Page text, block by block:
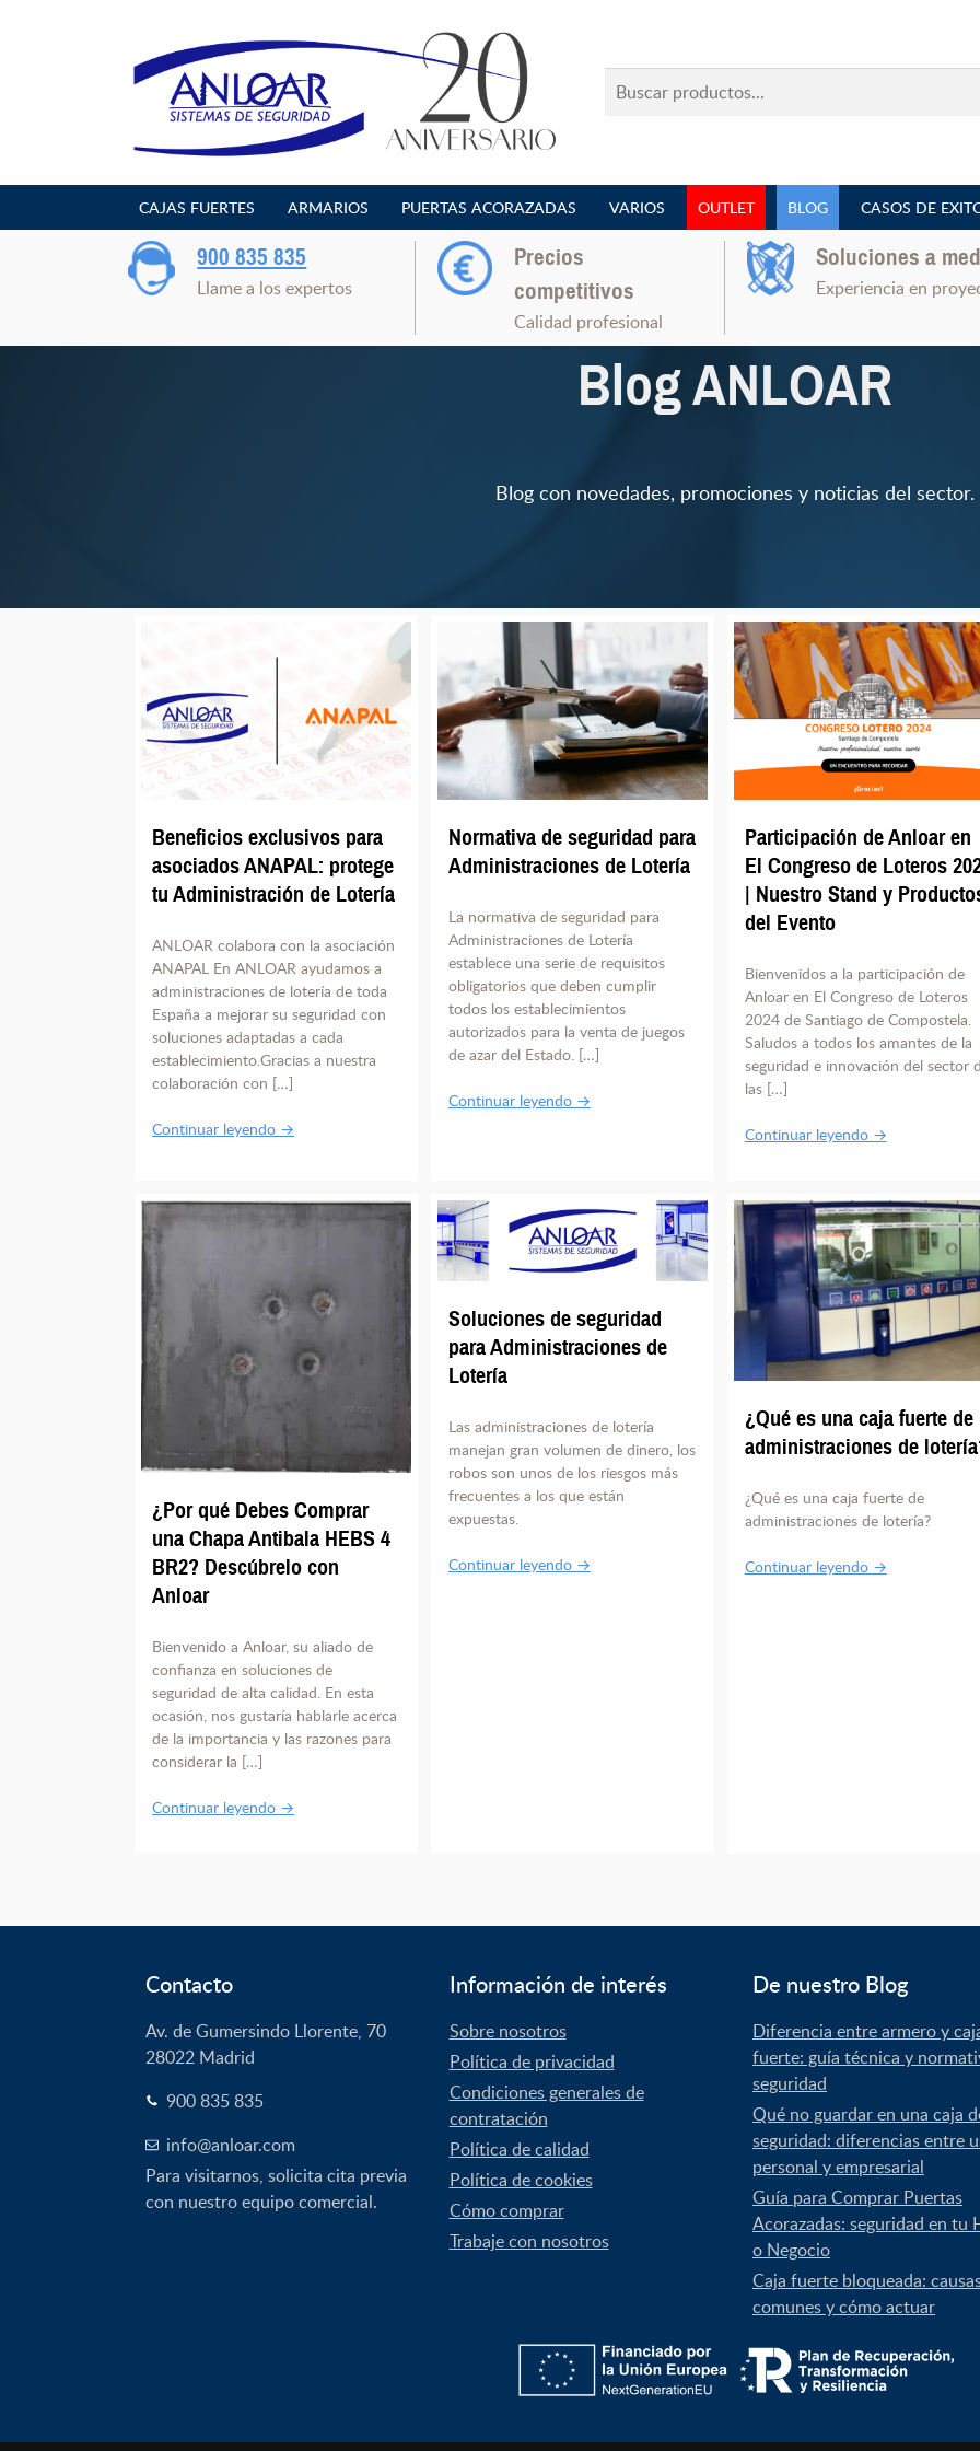
Buscar
productos...
CAJAS FUERTES ARMARIOS PUERTAS ACORAZADAS VARIOS OUTLET BLOG CASOS DE
900 835 835
Llame a los expertos
Precios
competitivos
Calidad profesional
Soluciones a
Experiencia en
Blog ANLOAR
Blog con novedades, promociones y noticias del sector.
Beneficios exclusivos para
asociados ANAPAL: protege
tu Administración de Lotería
ANLOAR colabora con la asociación
ANAPAL En ANLOAR ayudamos a
administraciones de lotería de toda
España a mejorar su seguridad con
soluciones adaptadas a cada
establecimiento.Gracias a nuestra
colaboración con […]
Continuar leyendo →
Normativa de seguridad para
Administraciones de Lotería
La normativa de seguridad para
Administraciones de Lotería
establece una serie de requisitos
obligatorios que deben cumplir
todos los establecimientos
autorizados para la venta de juegos
de azar del Estado. […]
Continuar leyendo →
Participación de Anloar en
El Congreso de Loteros
| Nuestro Stand y
del Evento
Bienvenidos a la participación de
Anloar en El Congreso de Loteros
2024 de Santiago de Compostela.
Saludos a todos los amantes de la
seguridad e innovación del sector
las […]
Continuar leyendo →
¿Por qué Debes Comprar
una Chapa Antibala HEBS 4
BR2? Descúbrelo con
Anloar
Bienvenido a Anloar, su aliado de
confianza en soluciones de
seguridad de alta calidad. En esta
ocasión, nos gustaría hablarle acerca
de la importancia y las razones para
considerar la […]
Continuar leyendo →
Soluciones de seguridad
para Administraciones de
Lotería
Las administraciones de lotería
manejan gran volumen de dinero, los
robos son unos de los riesgos más
frecuentes a los que están
expuestas.
Continuar leyendo →
¿Qué es una caja fuerte de
administraciones de
¿Qué es una caja fuerte de
administraciones de lotería?
Continuar leyendo →
Contacto
Av. de Gumersindo Llorente, 70
28022 Madrid
900 835 835
info@anloar.com
Para visitarnos, solicita cita previa
con nuestro equipo comercial.
Información de interés
Sobre nosotros
Política de privacidad
Condiciones generales de
contratación
Política de calidad
Política de cookies
Cómo comprar
Trabaje con nosotros
De nuestro Blog
Diferencia entre armero y
fuerte: guía técnica y
seguridad
Qué no guardar en una caja
seguridad: diferencias entre
personal y empresarial
Guía para Comprar Puertas
Acorazadas: seguridad en tu
o Negocio
Caja fuerte bloqueada:
comunes y cómo actuar